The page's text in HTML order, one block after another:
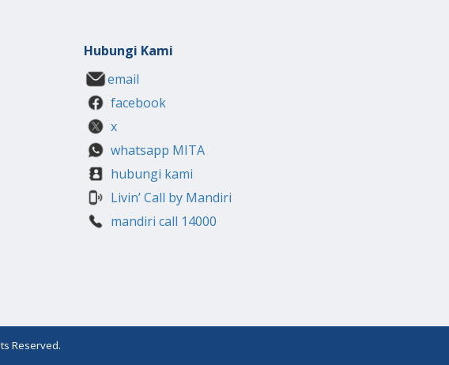
Hubungi Kami
email
facebook
x
whatsapp MITA
hubungi kami
Livin’ Call by Mandiri
mandiri call 14000
Reserved.